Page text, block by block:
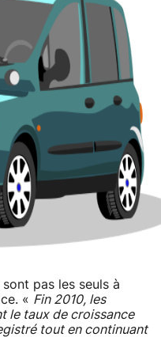
pas les seuls à
« Fin 2010, les
le taux de croissance
tout en continuant